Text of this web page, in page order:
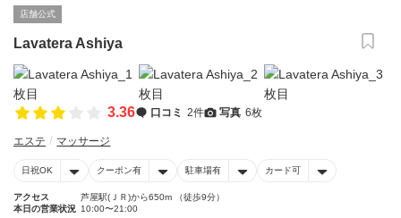
店舗公式
Lavatera Ashiya
3.36 口コミ 2件 写真 6枚
エステ マッサージ
日祝OK クーポン有 駐車場有 カード可
アクセス
芦屋駅(ＪＲ)から650m （徒歩9分）
本日の営業状況 10:00〜21:00